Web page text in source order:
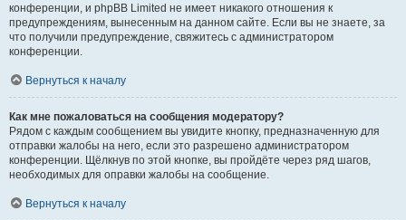
конференции, и phpBB Limited не имеет никакого отношения к
предупреждениям, вынесенным на данном сайте. Если вы не знаете, за
что получили предупреждение, свяжитесь с администратором
конференции.
Вернуться к началу
Как мне пожаловаться на сообщения модератору?
Рядом с каждым сообщением вы увидите кнопку, предназначенную для
отправки жалобы на него, если это разрешено администратором
конференции. Щёлкнув по этой кнопке, вы пройдёте через ряд шагов,
необходимых для оправки жалобы на сообщение.
Вернуться к началу